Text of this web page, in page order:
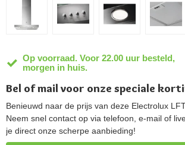
Op voorraad. Voor 22.00 uur besteld,
morgen in huis.
Bel of mail voor onze speciale
Benieuwd naar de prijs van deze Electrolux
Neem snel contact op via telefoon, e-mail of
je direct onze scherpe aanbieding!